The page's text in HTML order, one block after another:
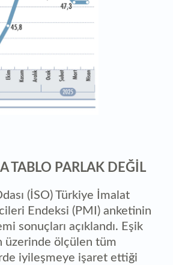
TABLO PARLAK DEĞİL
(İSO) Türkiye İmalat
Endeksi (PMI) anketinin
sonuçları açıklandı. Eşik
üzerinde ölçülen tüm
iyileşmeye işaret ettiği